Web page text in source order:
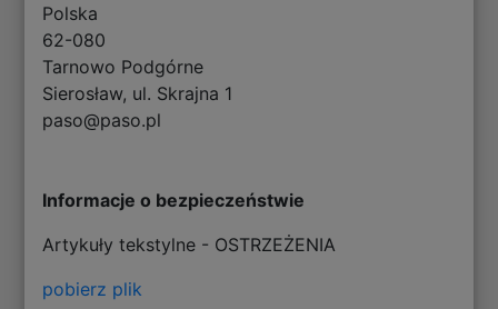
Polska
62-080
Tarnowo Podgórne
Sierosław, ul. Skrajna 1
paso@paso.pl
Informacje o bezpieczeństwie
Artykuły tekstylne - OSTRZEŻENIA
pobierz plik